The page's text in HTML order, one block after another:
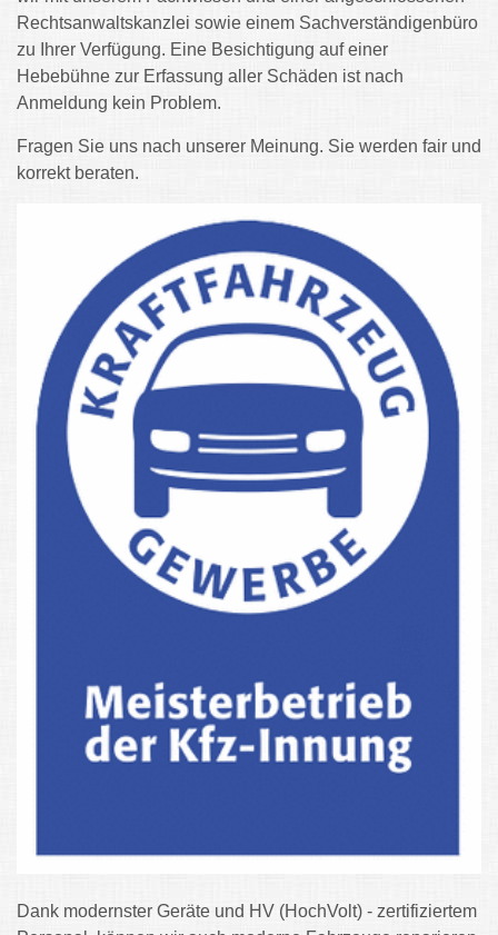
Rechtsanwaltskanzlei sowie einem Sachverständigenbüro
zu Ihrer Verfügung. Eine Besichtigung auf einer
Hebebühne zur Erfassung aller Schäden ist nach
Anmeldung kein Problem.
Fragen Sie uns nach unserer Meinung. Sie werden fair und
korrekt beraten.
Dank modernster Geräte und HV (HochVolt) - zertifiziertem